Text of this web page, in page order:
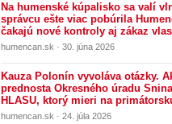
Na humenské kúpalisko sa valí
správcu ešte viac pobúrila
čakajú nové kontroly aj zákaz
humencan.sk · 30. júna 2026
Kauza Polonín vyvoláva otázky.
prednosta Okresného úradu
HLASU, ktorý mieri na
humencan.sk · 24. júla 2026